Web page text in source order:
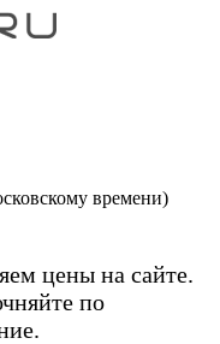
времени)
цены на сайте.
по